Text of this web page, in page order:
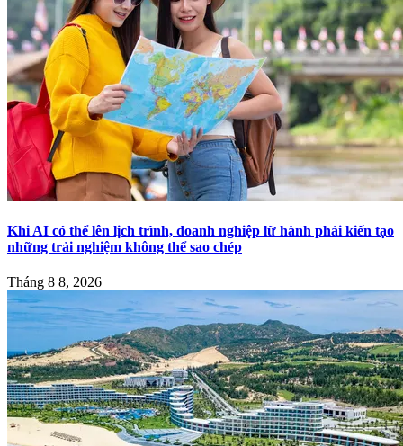
Khi AI có thể lên lịch trình, doanh nghiệp lữ hành phải kiến tạo
những trải nghiệm không thể sao chép
Tháng 8 8, 2026